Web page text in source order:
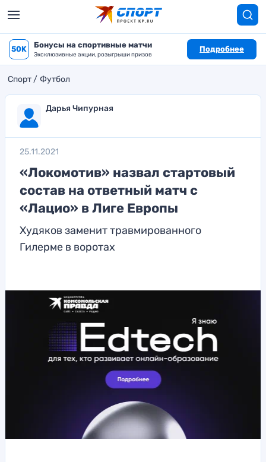
50K Бонусы на спортивные матчи
Эксклюзивные акции, розыгрыши призов
Подробнее
Спорт Футбол
Дарья Чипурная
25.11.2021
«Локомотив» назвал стартовый
состав на ответный матч с
«Лацио» в Лиге Европы
Худяков заменит травмированного
Гилерме в воротах